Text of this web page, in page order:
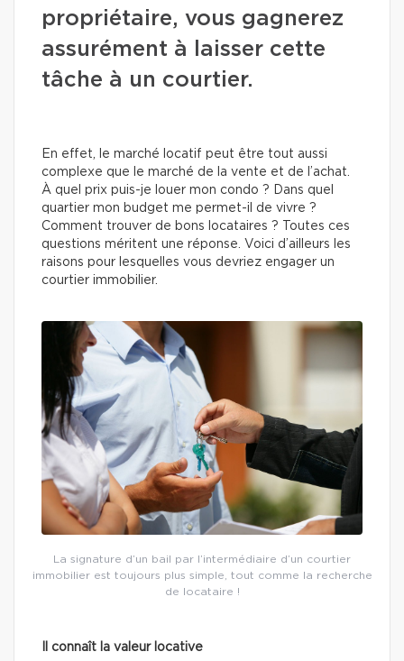
propriétaire, vous gagnerez
assurément à laisser cette
tâche à un courtier.
En effet, le marché locatif peut être tout aussi
complexe que le marché de la vente et de l’achat.
À quel prix puis-je louer mon condo ? Dans quel
quartier mon budget me permet-il de vivre ?
Comment trouver de bons locataires ? Toutes ces
questions méritent une réponse. Voici d’ailleurs les
raisons pour lesquelles vous devriez engager un
courtier immobilier.
La signature d’un bail par l’intermédiaire d’un courtier
immobilier est toujours plus simple, tout comme la recherche
de locataire !
Il connaît la valeur locative